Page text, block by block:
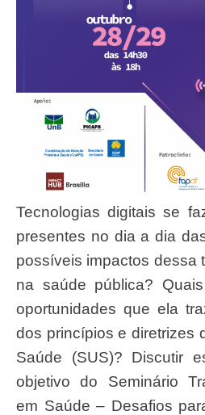
Tecnologias digitais se fazem cada vez mais
presentes no dia a dia
possíveis impactos dessa
na saúde pública?
oportunidades que ela
dos princípios e diretrizes
Saúde (SUS)? Discutir
objetivo do Seminário
em Saúde – Desafios